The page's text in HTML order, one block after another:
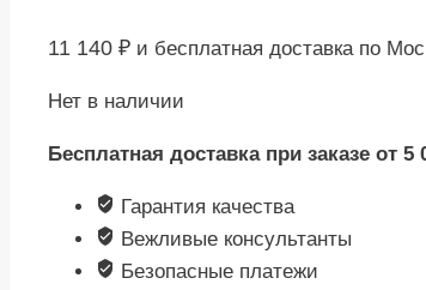
11 140 ₽ и бесплатная доставка по
Нет в наличии
Бесплатная доставка при заказе от 5
Гарантия качества
Вежливые консультанты
Безопасные платежи